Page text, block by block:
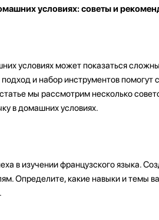
условиях: советы и
условиях может показаться
и набор инструментов помогут
мы рассмотрим несколько
в домашних условиях.
в изучении французского языка.
Определите, какие навыки и темы